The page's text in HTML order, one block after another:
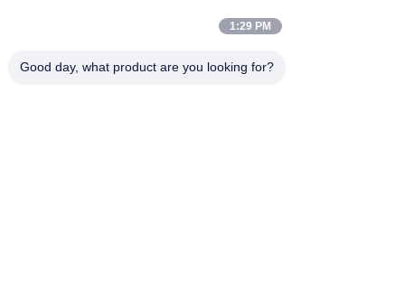
1:29 PM
Good day, what product are you looking for?